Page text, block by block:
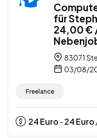
für
24,00 €
83071
03/08/
Freelance
24Euro - 24Euro